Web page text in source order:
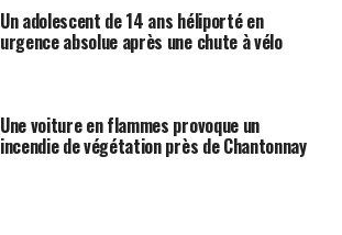
Un adolescent de 14 ans héliporté en
urgence absolue après une chute à vélo
Une voiture en flammes provoque un
incendie de végétation près de Chantonnay